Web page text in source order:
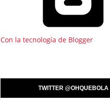
Con la tecnología de Blogger
TWITTER @OHQUEBOLA